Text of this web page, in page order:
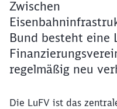
Zwischen
Bund besteht eine
regelmäßig neu
Die LuFV ist das